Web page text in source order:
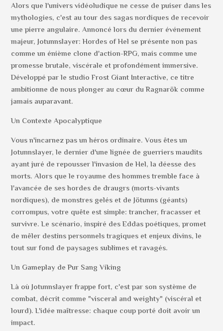
Alors que l'univers vidéoludique ne cesse de puiser dans les
mythologies, c'est au tour des sagas nordiques de recevoir
une pierre angulaire. Annoncé lors du dernier événement
majeur, Jotunnslayer: Hordes of Hel se présente non pas
comme un énième clone d'action-RPG, mais comme une
promesse brutale, viscérale et profondément immersive.
Développé par le studio Frost Giant Interactive, ce titre
ambitionne de nous plonger au cœur du Ragnarök comme
jamais auparavant.
Un Contexte Apocalyptique
Vous n'incarnez pas un héros ordinaire. Vous êtes un
Jotunnslayer, le dernier d'une lignée de guerriers maudits
ayant juré de repousser l'invasion de Hel, la déesse des
morts. Alors que le royaume des hommes tremble face à
l'avancée de ses hordes de draugrs (morts-vivants
nordiques), de monstres gelés et de Jötunns (géants)
corrompus, votre quête est simple: trancher, fracasser et
survivre. Le scénario, inspiré des Eddas poétiques, promet
de mêler destins personnels tragiques et enjeux divins, le
tout sur fond de paysages sublimes et ravagés.
Un Gameplay de Pur Sang Viking
Là où Jotunnslayer frappe fort, c'est par son système de
combat, décrit comme "visceral and weighty" (viscéral et
lourd). L'idée maîtresse: chaque coup porté doit avoir un
impact.